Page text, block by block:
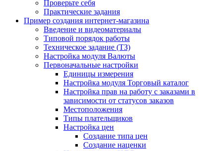
Проверьте себя
Практические задания
Пример создания интернет-магазина
Введение и видеоматериалы
Типовой порядок работы
Техническое задание (ТЗ)
Настройка модуля Валюты
Первоначальные настройки
Единицы измерения
Настройка модуля Торговый каталог
Настройка прав на работу с заказами в
зависимости от статусов заказов
Местоположения
Типы плательщиков
Настройка цен
Создание типа цен
Создание наценки